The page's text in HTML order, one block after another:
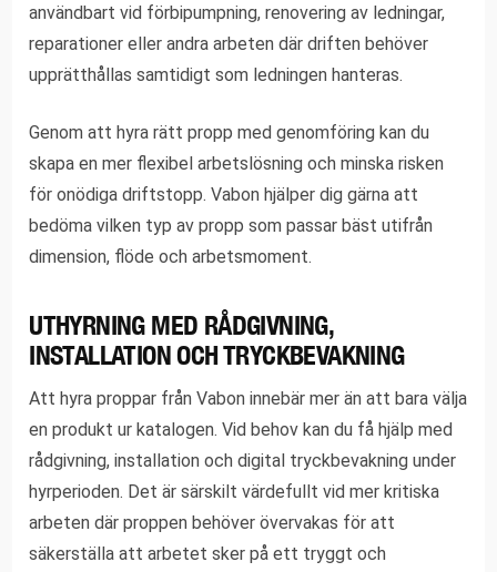
användbart vid förbipumpning, renovering av ledningar,
reparationer eller andra arbeten där driften behöver
upprätthållas samtidigt som ledningen hanteras.
Genom att hyra rätt propp med genomföring kan du
skapa en mer flexibel arbetslösning och minska risken
för onödiga driftstopp. Vabon hjälper dig gärna att
bedöma vilken typ av propp som passar bäst utifrån
dimension, flöde och arbetsmoment.
UTHYRNING MED RÅDGIVNING,
INSTALLATION OCH TRYCKBEVAKNING
Att hyra proppar från Vabon innebär mer än att bara välja
en produkt ur katalogen. Vid behov kan du få hjälp med
rådgivning, installation och digital tryckbevakning under
hyrperioden. Det är särskilt värdefullt vid mer kritiska
arbeten där proppen behöver övervakas för att
säkerställa att arbetet sker på ett tryggt och